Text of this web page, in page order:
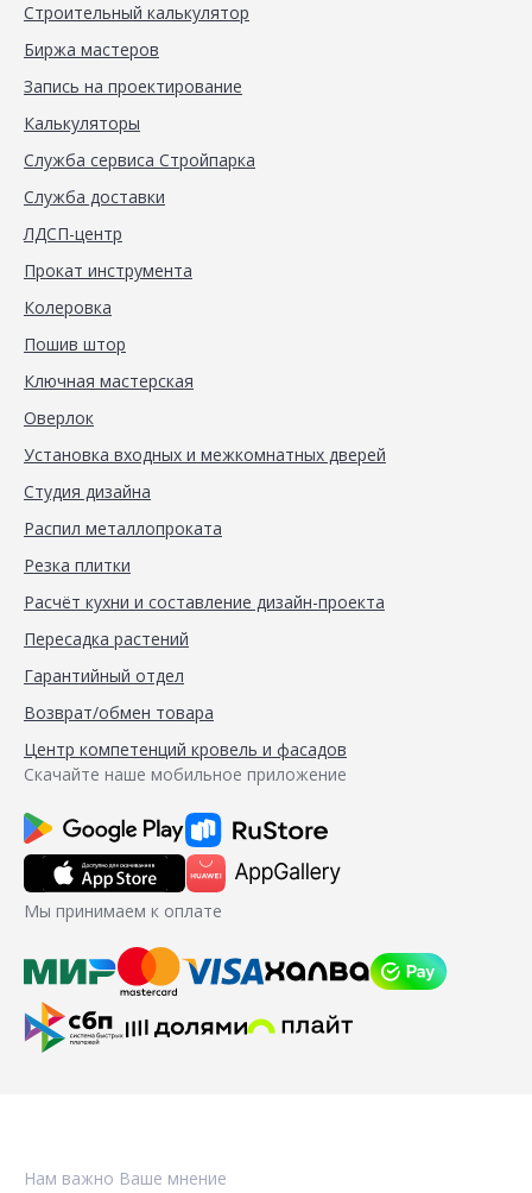
Строительный калькулятор
Биржа мастеров
Запись на проектирование
Калькуляторы
Служба сервиса Стройпарка
Служба доставки
ЛДСП-центр
Прокат инструмента
Колеровка
Пошив штор
Ключная мастерская
Оверлок
Установка входных и межкомнатных дверей
Студия дизайна
Распил металлопроката
Резка плитки
Расчёт кухни и составление дизайн-проекта
Пересадка растений
Гарантийный отдел
Возврат/обмен товара
Центр компетенций кровель и фасадов
Скачайте наше мобильное приложение
Мы принимаем к оплате
Нам важно Ваше мнение